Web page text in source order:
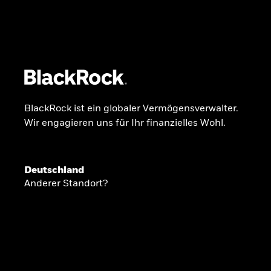
INSIDE THE MARKET
BlackRock ist ein globaler Vermögensverwalter.
Wir engagieren uns für Ihr finanzielles Wohl.
Deutschland
Anderer Standort?